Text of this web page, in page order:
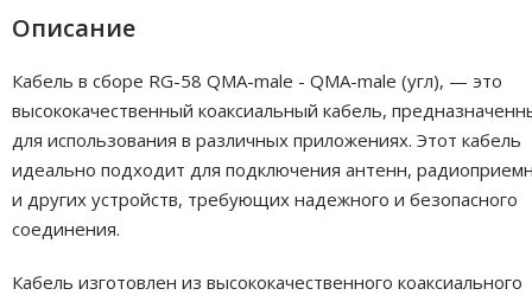
Описание
Кабель в сборе RG-58 QMA-male - QMA-male (угл), — это
высококачественный коаксиальный кабель,
для использования в различных приложениях. Этот кабель
идеально подходит для подключения антенн,
и других устройств, требующих надежного и безопасного
соединения.
Кабель изготовлен из высококачественного коаксиального